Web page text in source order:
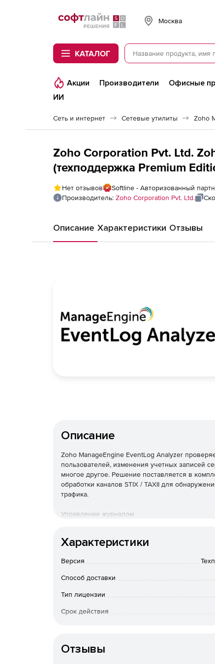
Softline
Москва
КАТАЛОГ
Акции Производители Офисные
ИИ
Сеть и интернет Сетевые утилиты Zoho
Zoho Corporation Pvt. Ltd.
(техподдержка Premium
Annual), fee for 15 AWS
Нет отзывов
Softline - Авторизованный
Производитель: Zoho Corporation Pvt. Ltd.
Описание Характеристики Отзывы
Описание
Zoho ManageEngine EventLog Analyzer
пользователей, изменения учетных записей
многое другое. Решение поставляется в
обработки каналов STIX / TAXII для
трафика.
Управление журналом
методы сбора журналов, настраиваемый
EventLog Analyzer позволяет выполнять
журналов.
EventLog Analyzer отслеживает все важные
Характеристики
Версия
Способ доставки
Тип лицензии
Срок действия
Отзывы